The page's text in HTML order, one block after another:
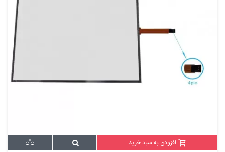
افزودن به سبد خرید